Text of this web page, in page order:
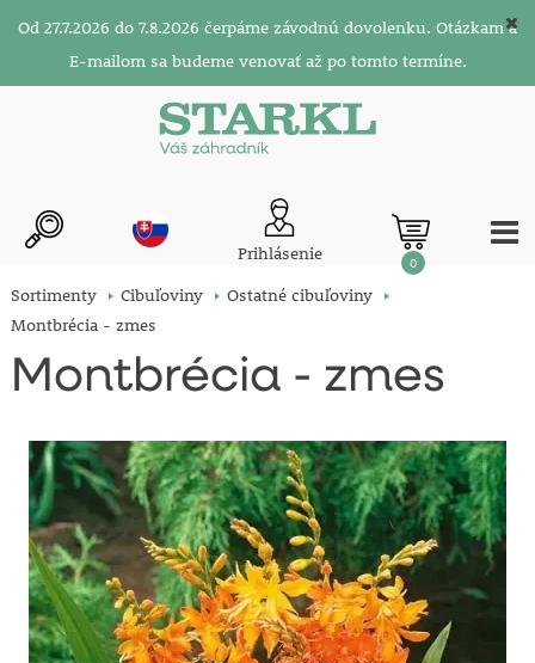
Od 27.7.2026 do 7.8.2026 čerpáme závodnú dovolenku. Otázkam a
E-mailom sa budeme venovať až po tomto termíne.
Prihlásenie 0
Sortimenty Cibuľoviny
Ostatné cibuľoviny
Montbrécia - zmes
Montbrécia - zmes